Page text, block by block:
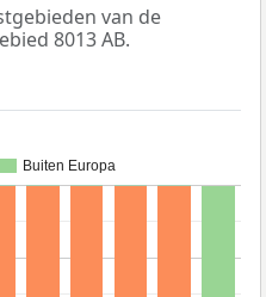
van de
8013 AB.
Buiten Europa